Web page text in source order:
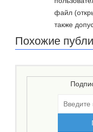
файл
также
Похожие